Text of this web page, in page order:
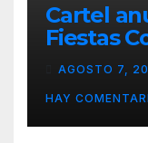
Cartel
Fiestas
AGOSTO 7,
HAY